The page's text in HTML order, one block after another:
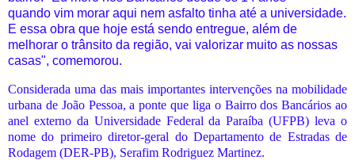
quando vim morar aqui nem asfalto tinha até a universidade.
E essa obra que hoje está sendo entregue, além de
melhorar o trânsito da região, vai valorizar muito as nossas
casas", comemorou.
Considerada uma das mais importantes intervenções na mobilidade
urbana de João Pessoa, a ponte que liga o Bairro dos Bancários ao
anel externo da Universidade Federal da Paraíba (UFPB) leva o
nome do primeiro diretor-geral do Departamento de Estradas de
Rodagem (DER-PB), Serafim Rodriguez Martinez.